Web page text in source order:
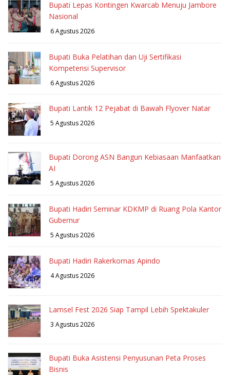
Bupati Lepas Kontingen Kwarcab Menuju Jambore
Nasional
6 Agustus 2026
Bupati Buka Pelatihan dan Uji Sertifikasi
Kompetensi Supervisor
6 Agustus 2026
Bupati Lantik 12 Pejabat di Bawah Flyover Natar
5 Agustus 2026
Bupati Dorong ASN Bangun Kebiasaan Manfaatkan
AI
5 Agustus 2026
Bupati Hadiri Seminar KDKMP di Ruang Pola Kantor
Gubernur
5 Agustus 2026
Bupati Hadiri Rakerkornas Apindo
4 Agustus 2026
Lamsel Fest 2026 Siap Tampil Lebih Spektakuler
3 Agustus 2026
Bupati Buka Asistensi Penyusunan Peta Proses
Bisnis